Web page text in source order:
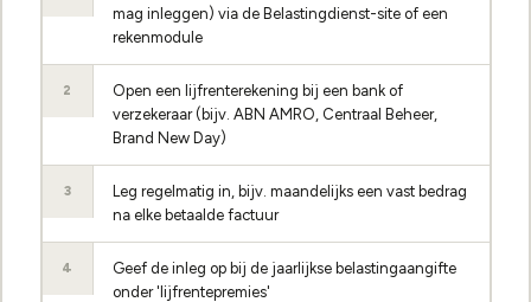
mag inleggen) via de Belastingdienst-site of een
rekenmodule
2
Open een lijfrenterekening bij een bank of
verzekeraar (bijv. ABN AMRO, Centraal Beheer,
Brand New Day)
3
Leg regelmatig in, bijv. maandelijks een vast bedrag
na elke betaalde factuur
4
Geef de inleg op bij de jaarlijkse belastingaangifte
onder 'lijfrentepremies'